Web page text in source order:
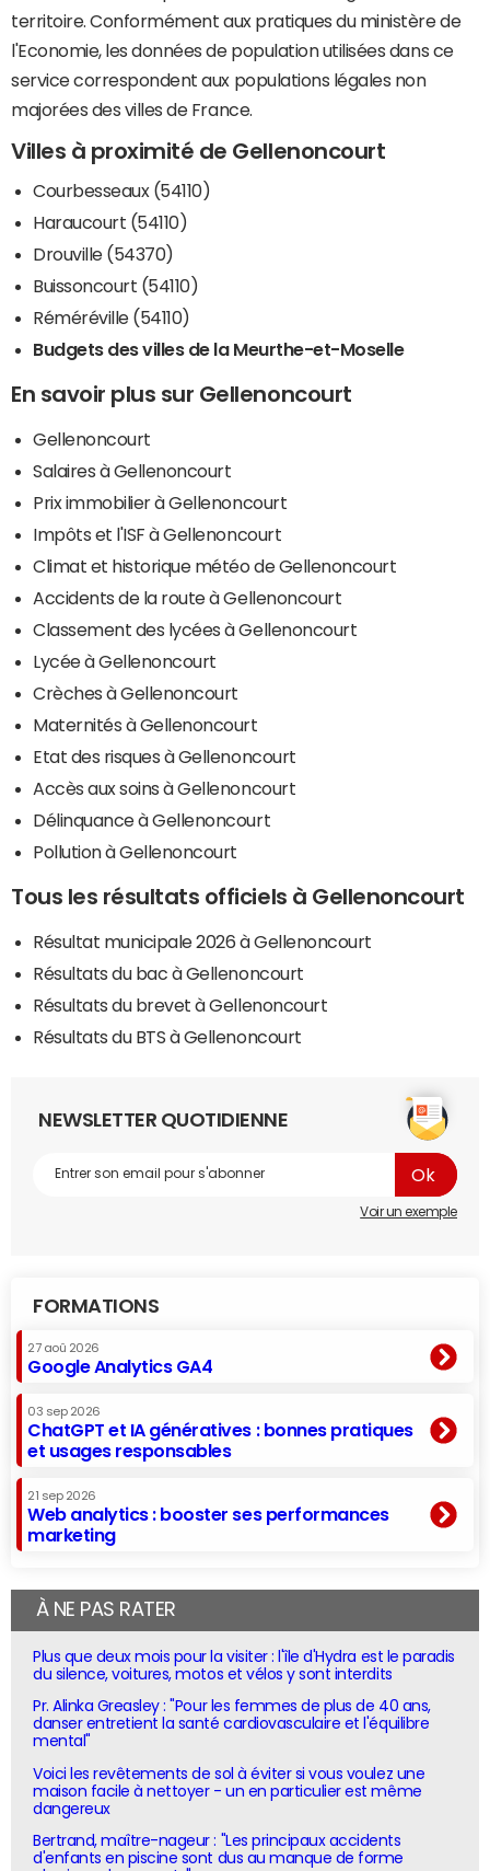
territoire. Conformément aux pratiques du ministère de
l'Economie, les données de population utilisées dans ce
service correspondent aux populations légales non
majorées des villes de France.
Villes à proximité de Gellenoncourt
Courbesseaux (54110)
Haraucourt (54110)
Drouville (54370)
Buissoncourt (54110)
Réméréville (54110)
Budgets des villes de la Meurthe-et-Moselle
En savoir plus sur Gellenoncourt
Gellenoncourt
Salaires à Gellenoncourt
Prix immobilier à Gellenoncourt
Impôts et l'ISF à Gellenoncourt
Climat et historique météo de Gellenoncourt
Accidents de la route à Gellenoncourt
Classement des lycées à Gellenoncourt
Lycée à Gellenoncourt
Crèches à Gellenoncourt
Maternités à Gellenoncourt
Etat des risques à Gellenoncourt
Accès aux soins à Gellenoncourt
Délinquance à Gellenoncourt
Pollution à Gellenoncourt
Tous les résultats officiels à Gellenoncourt
Résultat municipale 2026 à Gellenoncourt
Résultats du bac à Gellenoncourt
Résultats du brevet à Gellenoncourt
Résultats du BTS à Gellenoncourt
NEWSLETTER QUOTIDIENNE
Voir un exemple
FORMATIONS
27 aoû 2026
Google Analytics GA4
03 sep 2026
ChatGPT et IA génératives : bonnes pratiques
et usages responsables
21 sep 2026
Web analytics : booster ses performances
marketing
À NE PAS RATER
Plus que deux mois pour la visiter : l'île d'Hydra est le paradis
du silence, voitures, motos et vélos y sont interdits
Pr. Alinka Greasley : "Pour les femmes de plus de 40 ans,
danser entretient la santé cardiovasculaire et l'équilibre
mental"
Voici les revêtements de sol à éviter si vous voulez une
maison facile à nettoyer - un en particulier est même
dangereux
Bertrand, maître-nageur : "Les principaux accidents
d'enfants en piscine sont dus au manque de forme